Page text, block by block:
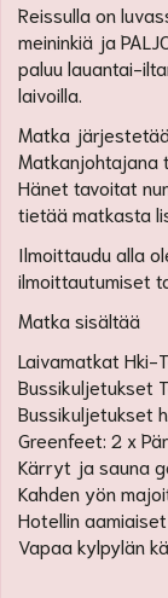
Reissulla on
meininkiä ja
paluu lauantai-
laivoilla.
Matka
Matkanjohtajana
Hänet tavoitat
tietää matkasta
Ilmoittaudu alla
ilmoittautumiset
Matka sisältää
Laivamatkat Hki-
Bussikuljetukset
Bussikuljetukset
Greenfeet: 2 x
Kärryt ja sauna
Kahden yön
Hotellin aamiaiset
Vapaa kylpylän